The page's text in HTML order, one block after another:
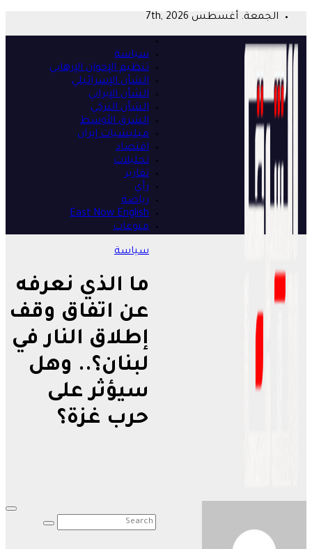
content
الجمعة. أغسطس 7th, 2026
سياسة
تنظيم الإخوان الإرهابي
الشأن الإسرائيلي
الشأن الإيراني
الشأن التركي
الشرق الأوسط
ميليشيات إيران
اقتصاد
تحليلات
تقارير
رأي
رياضة
East Now English
منوعات
سياسة
ما الذي نعرفه
عن اتفاق وقف
إطلاق النار في
لبنان؟.. وهل
سيؤثر على
حرب غزة؟